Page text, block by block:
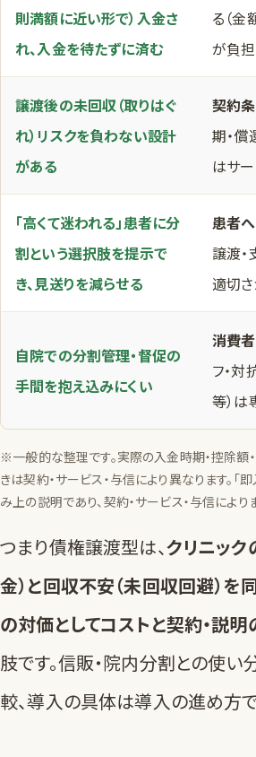
則満額に近い形で）入金さ
れ、入金を待たずに済む
る（金
が負担
譲渡後の未回収（取りはぐ
れ）リスクを負わない設計
がある
契約
期・償
はサ
「高くて迷われる」患者に分
割という選択肢を提示で
き、見送りを減らせる
患者
譲渡・
適切
自院での分割管理・督促の
手間を抱え込みにくい
消費
フ・対
等）
※一般的な整理です。実際の入金時期・控除額
きは契約・サービス・与信により異なります。「
み上の説明であり、契約・サービス・与信により
つまり債権譲渡型は、クリニック
金）と回収不安（未回収回避）を
の対価としてコストと契約・説
肢です。信販・院内分割との使い
較、導入の具体は導入の進め方